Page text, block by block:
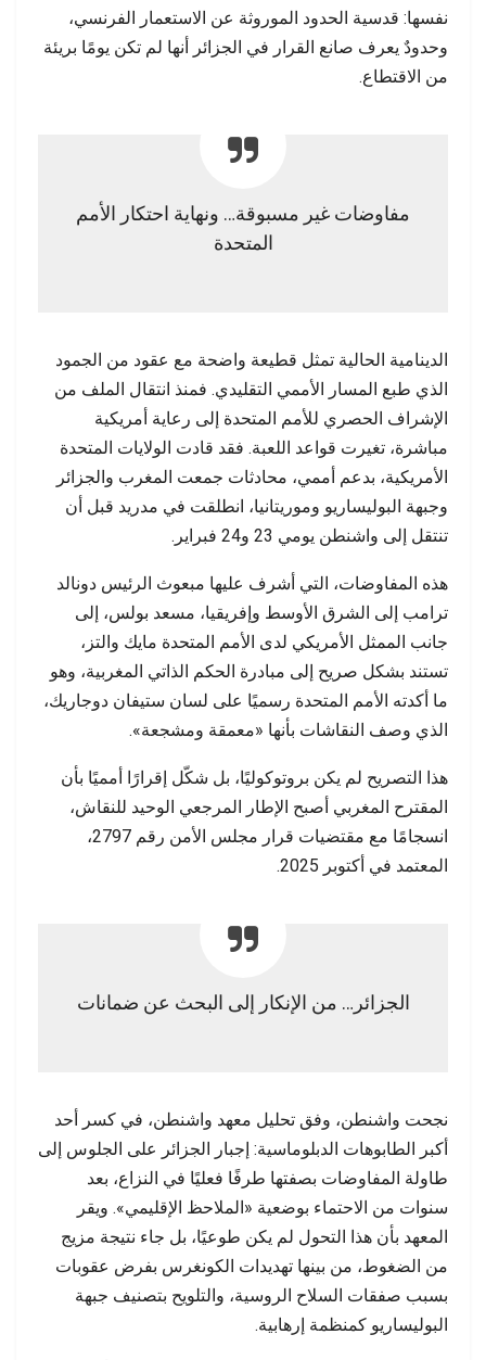
نفسها: قدسية الحدود الموروثة عن الاستعمار الفرنسي،
وحدودٌ يعرف صانع القرار في الجزائر أنها لم تكن يومًا بريئة
من الاقتطاع.
مفاوضات غير مسبوقة… ونهاية احتكار الأمم
المتحدة
الدينامية الحالية تمثل قطيعة واضحة مع عقود من الجمود
الذي طبع المسار الأممي التقليدي. فمنذ انتقال الملف من
الإشراف الحصري للأمم المتحدة إلى رعاية أمريكية
مباشرة، تغيرت قواعد اللعبة. فقد قادت الولايات المتحدة
الأمريكية، بدعم أممي، محادثات جمعت المغرب والجزائر
وجبهة البوليساريو وموريتانيا، انطلقت في مدريد قبل أن
تنتقل إلى واشنطن يومي 23 و24 فبراير.
هذه المفاوضات، التي أشرف عليها مبعوث الرئيس دونالد
ترامب إلى الشرق الأوسط وإفريقيا، مسعد بولس، إلى
جانب الممثل الأمريكي لدى الأمم المتحدة مايك والتز،
تستند بشكل صريح إلى مبادرة الحكم الذاتي المغربية، وهو
ما أكدته الأمم المتحدة رسميًا على لسان ستيفان دوجاريك،
الذي وصف النقاشات بأنها «معمقة ومشجعة».
هذا التصريح لم يكن بروتوكوليًا، بل شكّل إقرارًا أمميًا بأن
المقترح المغربي أصبح الإطار المرجعي الوحيد للنقاش،
انسجامًا مع مقتضيات قرار مجلس الأمن رقم 2797،
المعتمد في أكتوبر 2025.
الجزائر… من الإنكار إلى البحث عن ضمانات
نجحت واشنطن، وفق تحليل معهد واشنطن، في كسر أحد
أكبر الطابوهات الدبلوماسية: إجبار الجزائر على الجلوس إلى
طاولة المفاوضات بصفتها طرفًا فعليًا في النزاع، بعد
سنوات من الاحتماء بوضعية «الملاحظ الإقليمي». ويقر
المعهد بأن هذا التحول لم يكن طوعيًا، بل جاء نتيجة مزيج
من الضغوط، من بينها تهديدات الكونغرس بفرض عقوبات
بسبب صفقات السلاح الروسية، والتلويح بتصنيف جبهة
البوليساريو كمنظمة إرهابية.